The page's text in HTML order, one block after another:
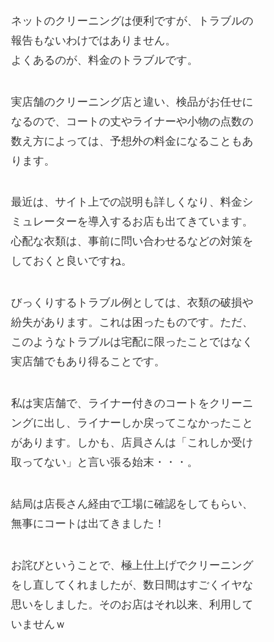
ネットのクリーニングは便利ですが、トラブルの
報告もないわけではありません。
よくあるのが、料金のトラブルです。
実店舗のクリーニング店と違い、 検品がお任せに
なるので、コートの丈やライナーや小物の点数の
数え方によっては、 予想外の料金になることも あ
ります。
最近は、サイト上での説明も詳しくなり、料金シ
ミュレーターを導入するお店も出てきています。
心配な衣類は、事前に問い合わせるなどの対策を
しておくと良いですね。
びっくりするトラブル例としては、衣類の破損や
紛失があります。これは困ったものです。ただ、
このようなトラブルは宅配に限ったことではなく
実店舗でもあり得ることです。
私は実店舗で、ライナー付きのコートをクリーニ
ングに出し、ライナーしか戻ってこなかったこと
があります。しかも、店員さんは「これしか受け
取ってない」と言い張る始末・・・。
結局は店長さん経由で工場に確認をしてもらい、
無事にコートは出てきました！
お詫びということで、極上仕上げでクリーニング
をし直してくれましたが、数日間はすごくイヤな
思いをしました。そのお店はそれ以来、利用して
いませんｗ